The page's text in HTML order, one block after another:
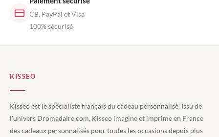
CB, PayPal et Visa
100% sécurisé
KISSEO
Kisseo est le spécialiste français du cadeau personnalisé. Issu de
l'univers Dromadaire.com, Kisseo imagine et imprime en France
des cadeaux personnalisés pour toutes les occasions depuis plus